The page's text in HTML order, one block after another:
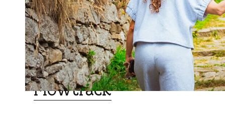
REISAGENTSCHAPPEN
Flowtrack